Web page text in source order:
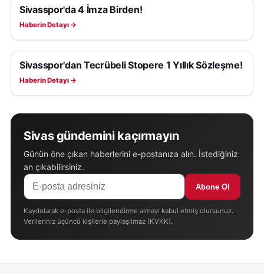
SIVASSPOR HABERLERI
Sivasspor'da 4 İmza Birden!
Haberin Detayı →
SIVASSPOR HABERLERI
Sivasspor'dan Tecrübeli Stopere 1 Yıllık Sözleşme!
Haberin Detayı →
Sivas gündemini kaçırmayın
Günün öne çıkan haberlerini e-postanıza alın. İstediğiniz
an çıkabilirsiniz.
Abone Ol
Kaydolarak e-posta ile bilgilendirme almayı kabul etmiş olursunuz.
Verileriniz üçüncü kişilerle paylaşılmaz (KVKK).